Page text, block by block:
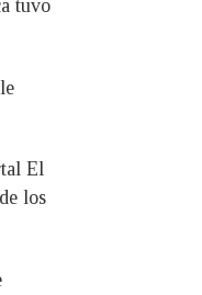
tuvo
El
los